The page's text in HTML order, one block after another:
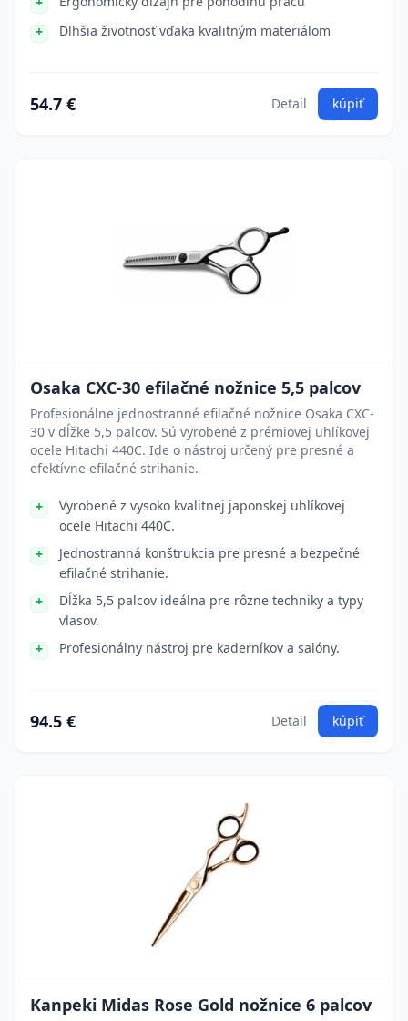
Dlhšia životnosť vďaka kvalitným materiálom
54.7 € Detail kúpiť
Osaka CXC-30 efilačné nožnice 5,5 palcov
Profesionálne jednostranné efilačné nožnice Osaka CXC-
30 v dĺžke 5,5 palcov. Sú vyrobené z prémiovej uhlíkovej
ocele Hitachi 440C. Ide o nástroj určený pre presné a
efektívne efilačné strihanie.
Vyrobené z vysoko kvalitnej japonskej uhlíkovej
ocele Hitachi 440C.
Jednostranná konštrukcia pre presné a bezpečné
efilačné strihanie.
Dĺžka 5,5 palcov ideálna pre rôzne techniky a typy
vlasov.
Profesionálny nástroj pre kaderníkov a salóny.
94.5 € Detail kúpiť
Kanpeki Midas Rose Gold nožnice 6 palcov